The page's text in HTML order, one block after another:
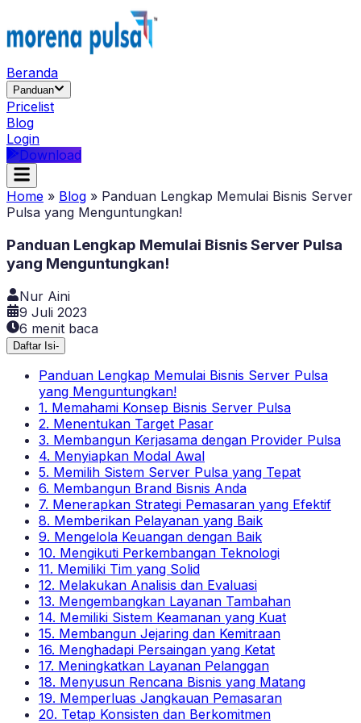
Beranda
Panduan
Pricelist
Blog
Login
Download
Home » Blog » Panduan Lengkap Memulai Bisnis Server
Pulsa yang Menguntungkan!
Panduan Lengkap Memulai Bisnis Server Pulsa
yang Menguntungkan!
Nur Aini
9 Juli 2023
6 menit baca
Daftar Isi-
Panduan Lengkap Memulai Bisnis Server Pulsa
yang Menguntungkan!
1. Memahami Konsep Bisnis Server Pulsa
2. Menentukan Target Pasar
3. Membangun Kerjasama dengan Provider Pulsa
4. Menyiapkan Modal Awal
5. Memilih Sistem Server Pulsa yang Tepat
6. Membangun Brand Bisnis Anda
7. Menerapkan Strategi Pemasaran yang Efektif
8. Memberikan Pelayanan yang Baik
9. Mengelola Keuangan dengan Baik
10. Mengikuti Perkembangan Teknologi
11. Memiliki Tim yang Solid
12. Melakukan Analisis dan Evaluasi
13. Mengembangkan Layanan Tambahan
14. Memiliki Sistem Keamanan yang Kuat
15. Membangun Jejaring dan Kemitraan
16. Menghadapi Persaingan yang Ketat
17. Meningkatkan Layanan Pelanggan
18. Menyusun Rencana Bisnis yang Matang
19. Memperluas Jangkauan Pemasaran
20. Tetap Konsisten dan Berkomitmen